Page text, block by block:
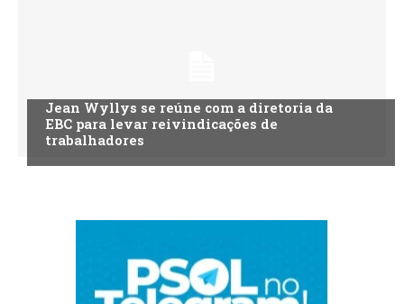
Jean Wyllys se reúne com a diretoria da
EBC para levar reivindicações de
trabalhadores